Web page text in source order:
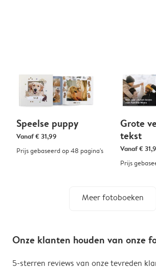
Speelse puppy
Vanaf€ 31,99
Prijs gebaseerd op 48 pagina's
Grote
tekst
Vanaf€
Prijs
Meer fotoboeken
Onze klanten houden van onze
5-sterren reviews van onze tevreden